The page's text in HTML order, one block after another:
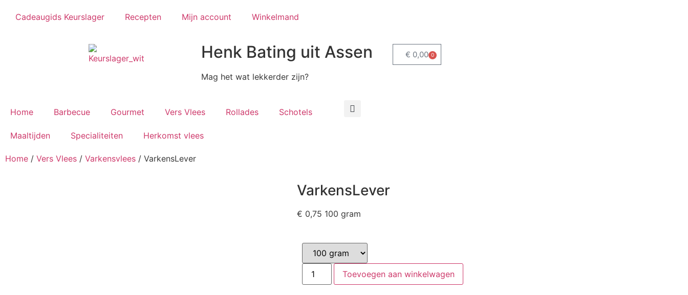
Cadeaugids Keurslager Recepten Mijn account Winkelmand
Henk Bating uit Assen
Mag het wat lekkerder zijn?
€ 0,00 0
Home Barbecue Gourmet Vers Vlees Rollades Schotels
Maaltijden Specialiteiten Herkomst vlees
Home / Vers Vlees / Varkensvlees / VarkensLever
VarkensLever
€ 0,75 100 gram
Toevoegen aan winkelwagen